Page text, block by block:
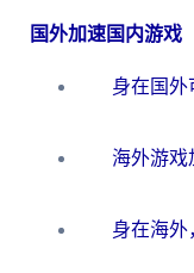
国外加速国内游戏